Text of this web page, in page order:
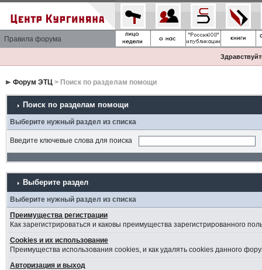
Правила форума
Форум ЭТЦ> Поиск по разделам помощи
Поиск по разделам помощи
Выберите нужный раздел из списка
Введите ключевые слова для поиска
Выберите раздел
Выберите нужный раздел из списка
Преимущества регистрации
Как зарегистрироваться и каковы преимущества зарегистрированного
Cookies и их использование
Преимущества использования cookies, и как удалять cookies данного
Авторизация и выход